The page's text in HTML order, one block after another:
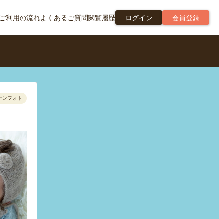
利用の流れよくあるご質問閲覧履歴 ログイン 会員登録
ンフォト